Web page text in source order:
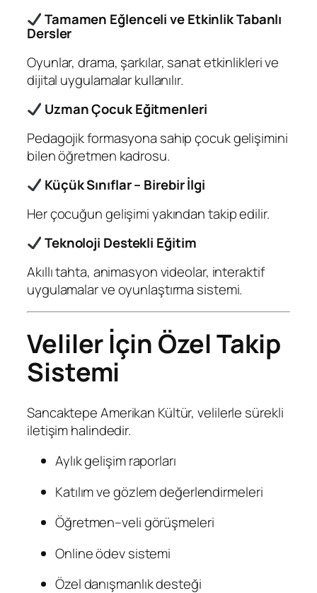
Tamamen Eğlenceli ve Etkinlik Tabanlı
Dersler
Oyunlar, drama, şarkılar, sanat etkinlikleri ve
dijital uygulamalar kullanılır.
Uzman Çocuk Eğitmenleri
Pedagojik formasyona sahip çocuk gelişimini
bilen öğretmen kadrosu.
Küçük Sınıflar – Birebir İlgi
Her çocuğun gelişimi yakından takip edilir.
Teknoloji Destekli Eğitim
Akıllı tahta, animasyon videolar, interaktif
uygulamalar ve oyunlaştırma sistemi.
Veliler İçin Özel Takip
Sistemi
Sancaktepe Amerikan Kültür, velilerle sürekli
iletişim halindedir.
Aylık gelişim raporları
Katılım ve gözlem değerlendirmeleri
Öğretmen–veli görüşmeleri
Online ödev sistemi
Özel danışmanlık desteği